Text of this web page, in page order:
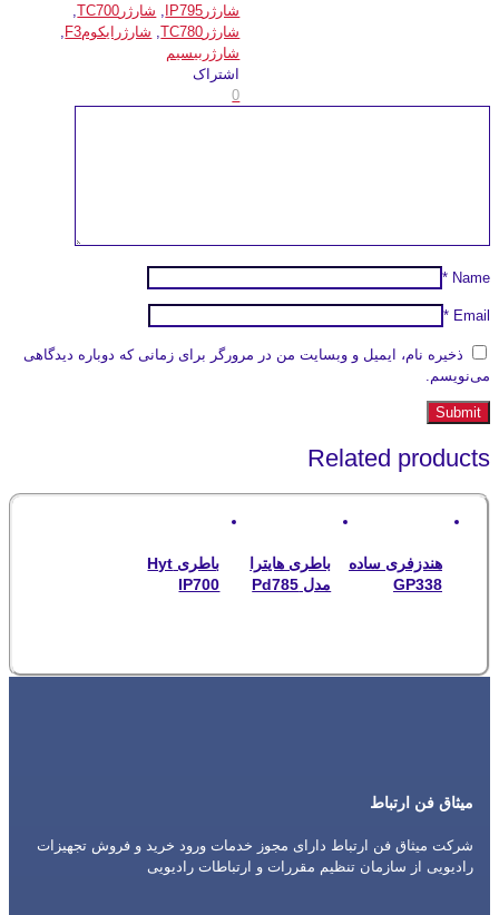
شارژرIP795
شارژرTC700
,
شارژرTC780
, شارژرایکومF3
شارژربیسیم
اشتراک
0
Name
*
Email
*
ذخیره نام، ایمیل و وبسایت من در مرورگر برای زمانی که دوباره دیدگاهی
می‌نویسم.
Related products
هندزفری ساده
GP338
باطری هایترا
مدل Pd785
باطری Hyt
IP700
میثاق فن ارتباط
شرکت میثاق فن ارتباط دارای مجوز خدمات ورود خرید و فروش تجهیزات
رادیویی از سازمان تنظیم مقررات و ارتباطات رادیویی